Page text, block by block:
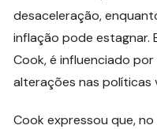
desaceleração,
inflação pode estagnar.
Cook, é influenciado
alterações nas políticas
Cook expressou que,